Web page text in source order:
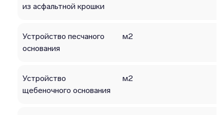
из асфальтной крошки
Устройство песчаного
основания
м2
Устройство
щебеночного основания
м2